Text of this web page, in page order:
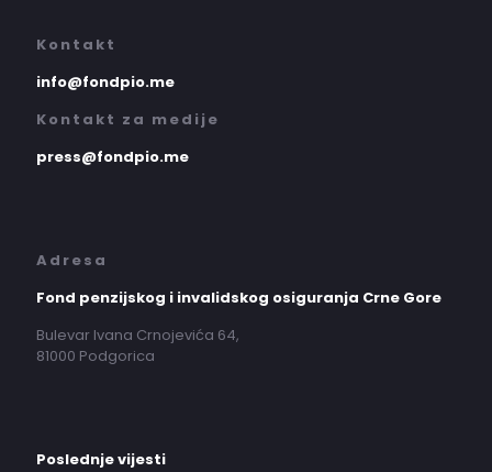
Kontakt
info@fondpio.me
Kontakt za medije
press@fondpio.me
Adresa
Fond penzijskog i invalidskog osiguranja Crne Gore
Bulevar Ivana Crnojevića 64,
81000 Podgorica
Poslednje vijesti